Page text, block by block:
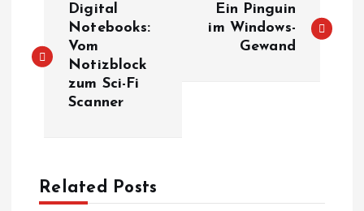
i
a
Digital
Notebooks:
Vom
Notizblock
zum Sci-Fi
Scanner
Ein Pinguin
im Windows-
Gewand
Related Posts